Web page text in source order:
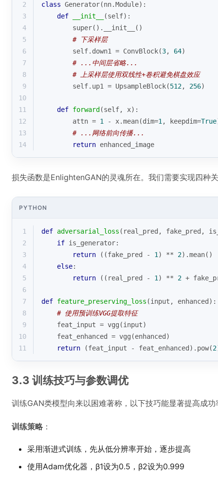
2
class Generator(nn.Module):
3
def __init__ (self):
4
super().__init__()
5
# 下采样层
6
        self.down1 = ConvBlock(
3, 64)
7
# ...中间层省略...
8
# 上采样层使用双线性+卷积避免棋盘效应
9
        self.up1 = UpsampleBlock(
512, 256)
10
11
def forward (self, x):
12
        attn =
1 - x.mean(dim=1 , keepdim=True
13
# ...网络前向传播...
14
return enhanced_image
损失函数是EnlightenGAN的灵魂所在。我们需要实现四种
PYTHON
1 def adversarial_loss ( real_pred, fake_pred,
2
if is_generator:
3
return ((fake_pred - 1 ) ** 2).mean()
4
else:
5
return ((real_pred - 1 ) ** 2 +
6
7
def feature_preserving_loss (input , enhanced ):
8
# 使用预训练VGG提取特征
9
    feat_input = vgg(
input)
10
    feat_enhanced = vgg(enhanced)
11
return (feat_input - feat_enhanced). pow(2
3.3 训练技巧与参数调优
训练GAN类模型向来以困难著称，以下技巧能显著提高成功
训练策略 ：
采用渐进式训练，先从低分辨率开始，逐步提高
使用Adam优化器，β1设为0.5，β2设为0.999